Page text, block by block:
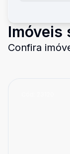
Imóveis
Confira